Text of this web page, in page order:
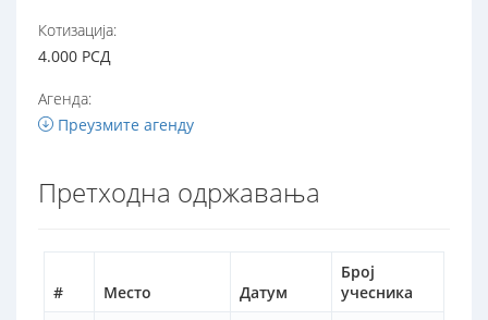
Котизација:
4.000 РСД
Агенда:
Преузмите агенду
Претходна одржавања
# Место Датум
Број
учесника